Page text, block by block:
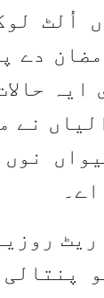
اُلٹ
دے
ایہ
نے
ریٹ